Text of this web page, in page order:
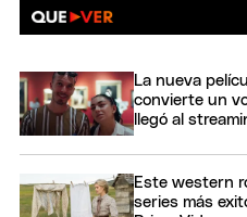
La nueva
convierte un
llegó al
Este western
series más